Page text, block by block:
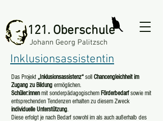
121. Oberschule
Johann Georg Palitzsch
Inklusionsassistentin
Das Projekt „Inklusionsassistenz“soll Chancengleichheit im
Zugang zu Bildung ermöglichen.
Schüler:innenmit sonderpädagogischem Förderbedarfsowie mit
entsprechenden Tendenzen erhalten zu diesem Zweck
individuelle Unterstützung.
Diese erfolgt je nach Bedarf sowohl im als auch außerhalb des